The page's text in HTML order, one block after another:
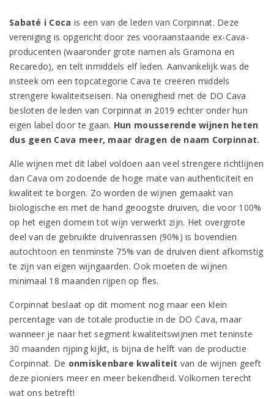
Sabaté i Coca is een van de leden van Corpinnat. Deze
vereniging is opgericht door zes vooraanstaande ex-Cava-
producenten (waaronder grote namen als Gramona en
Recaredo), en telt inmiddels elf leden. Aanvankelijk was de
insteek om een topcategorie Cava te creëren middels
strengere kwaliteitseisen. Na onenigheid met de DO Cava
besloten de leden van Corpinnat in 2019 echter onder hun
eigen label door te gaan. Hun mousserende wijnen heten
dus geen Cava meer, maar dragen de naam Corpinnat.
Alle wijnen met dit label voldoen aan veel strengere richtlijnen
dan Cava om zodoende de hoge mate van authenticiteit en
kwaliteit te borgen. Zo worden de wijnen gemaakt van
biologische en met de hand geoogste druiven, die voor 100%
op het eigen domein tot wijn verwerkt zijn. Het overgrote
deel van de gebruikte druivenrassen (90%) is bovendien
autochtoon en tenminste 75% van de druiven dient afkomstig
te zijn van eigen wijngaarden. Ook moeten de wijnen
minimaal 18 maanden rijpen op fles.
Corpinnat beslaat op dit moment nog maar een klein
percentage van de totale productie in de DO Cava, maar
wanneer je naar het segment kwaliteitswijnen met teninste
30 maanden rijping kijkt, is bijna de helft van de productie
Corpinnat. De onmiskenbare kwaliteit van de wijnen geeft
deze pioniers meer en meer bekendheid. Volkomen terecht
wat ons betreft!